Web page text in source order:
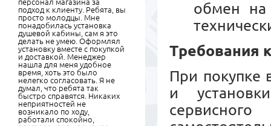
обмен
Требования
При покупке
и
персонал магазина за
подход к клиенту. Ребята, вы
просто молодцы. Мне
понадобилась установка
душевой кабины, сам я это
делать не умею. Оформлял
установку вместе с покупкой
и доставкой. Менеджер
нашла для меня удобное
время, хоть это было
нелегко согласовать. Я не
думал, что ребята так
быстро справятся. Никаких
неприятностей не
возникало по ходу,
работали спокойно,